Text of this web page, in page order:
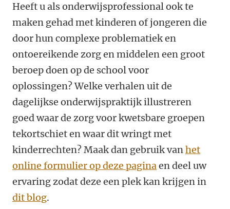
Heeft u als onderwijsprofessional ook te
maken gehad met kinderen of jongeren die
door hun complexe problematiek en
ontoereikende zorg en middelen een groot
beroep doen op de school voor
oplossingen? Welke verhalen uit de
dagelijkse onderwijspraktijk illustreren
goed waar de zorg voor kwetsbare groepen
tekortschiet en waar dit wringt met
kinderrechten? Maak dan gebruik vanhet
online formulier op deze paginaen deel uw
ervaring zodat deze een plek kan krijgen in
dit blog.